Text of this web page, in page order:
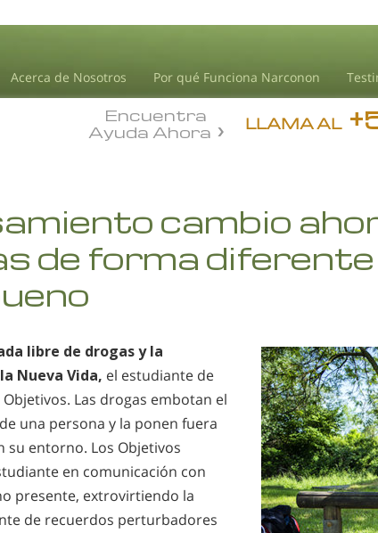
Acerca de Nosotros Por qué Funciona Narconon
LLAMA AL
Encuentra
Ayuda Ahora
cambio
de forma diferente
libre de drogas y la
Nueva Vida, el estudiante de
Las drogas embotan el
una persona y la ponen fuera
su entorno. Los Objetivos
en comunicación con
presente, extrovirtiendo la
de recuerdos perturbadores